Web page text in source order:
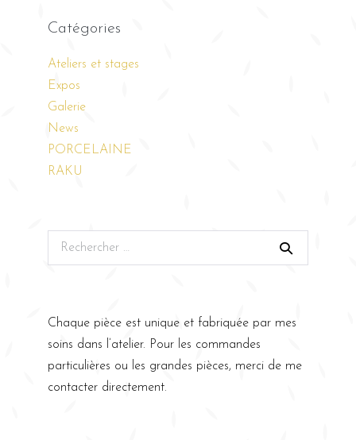
Catégories
Ateliers et stages
Expos
Galerie
News
PORCELAINE
RAKU
Chaque pièce est unique et fabriquée par mes
soins dans l’atelier. Pour les commandes
particulières ou les grandes pièces, merci de me
contacter directement.